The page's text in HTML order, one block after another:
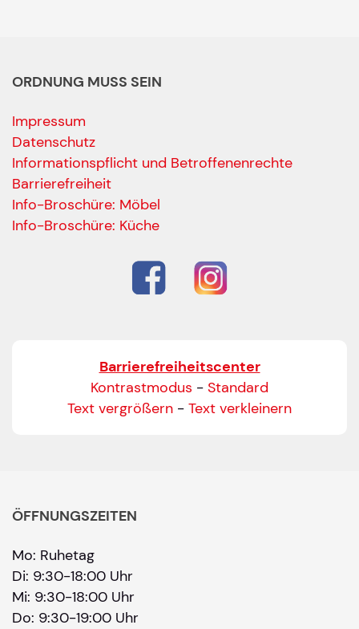
Ihre Kontaktdaten
Alle mit Stern gekennzeichneten Felder sind
Name*
Bitte geben Sie Ihren vollständigen Namen ein.
Bitte geben Sie eine gültige E-Mail-Adresse ein.
Telefon*
Bitte Anliegen wählen
Wählen Sie aus, ob Sie einen Termin
Datum
ORDNUNG MUSS SEIN
Impressum
Datenschutz
Informationspflicht und Betroffenenrechte
Barrierefreiheit
Info-Broschüre: Möbel
Info-Broschüre: Küche
Barrierefreiheitscenter
Kontrastmodus - Standard
Text vergrößern - Text verkleinern
ÖFFNUNGSZEITEN
Mo: Ruhetag
Di: 9:30-18:00 Uhr
Mi: 9:30-18:00 Uhr
Do: 9:30-19:00 Uhr